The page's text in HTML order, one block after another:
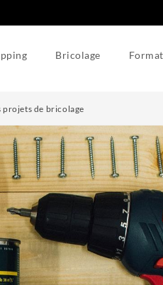
Bricolage
de bricolage